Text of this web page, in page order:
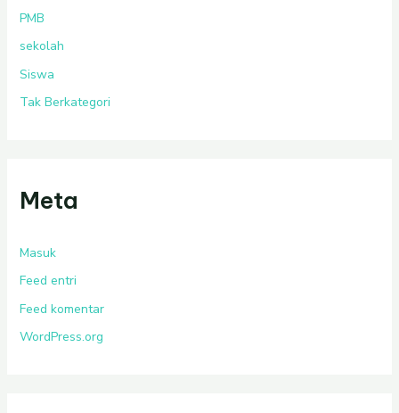
PMB
sekolah
Siswa
Tak Berkategori
Meta
Masuk
Feed entri
Feed komentar
WordPress.org